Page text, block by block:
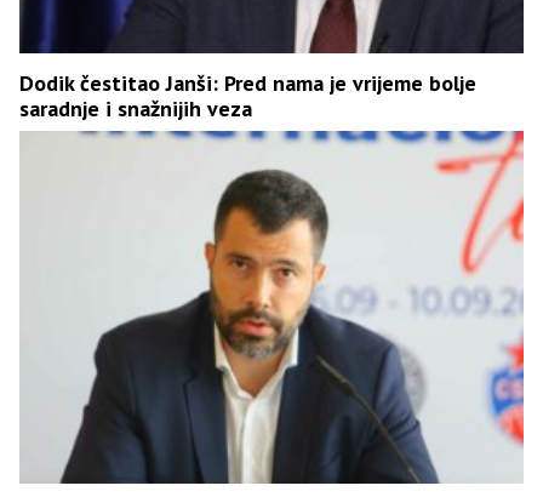
Dodik čestitao Janši: Pred nama je vrijeme bolje
saradnje i snažnijih veza